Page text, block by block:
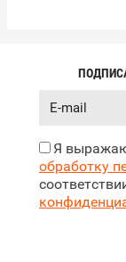
Я
обработку